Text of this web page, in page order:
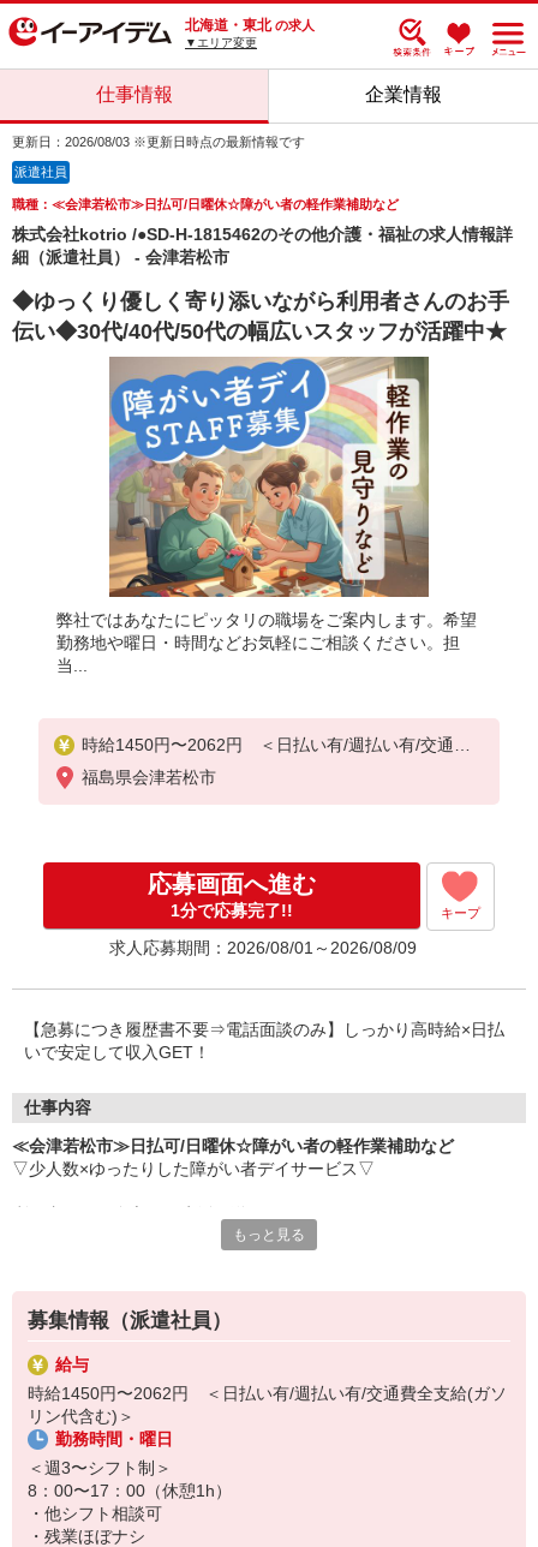
北海道・東北 の求人
▼エリア変更
仕事情報 企業情報
更新日：2026/08/03 ※更新日時点の最新情報です
派遣社員
職種：≪会津若松市≫日払可/日曜休☆障がい者の軽作業補助など
株式会社kotrio /●SD-H-1815462のその他介護・福祉の求人情報詳
細（派遣社員） - 会津若松市
◆ゆっくり優しく寄り添いながら利用者さんのお手
伝い◆30代/40代/50代の幅広いスタッフが活躍中★
弊社ではあなたにピッタリの職場をご案内します。希望
勤務地や曜日・時間などお気軽にご相談ください。担
当...
時給1450円〜2062円 ＜日払い有/週払い有/交通費
全支給(ガソリン代含む)＞
福島県会津若松市
応募画面へ進む
1分で応募完了!! キープ
求人応募期間：2026/08/01～2026/08/09
【急募につき履歴書不要⇒電話面談のみ】しっかり高時給×日払
いで安定して収入GET！
仕事内容
≪会津若松市≫日払可/日曜休☆障がい者の軽作業補助など
▽少人数×ゆったりした障がい者デイサービス▽
▼利用者さんの送迎（運転できる方のみ）
▼個人に合わせた生活介助サポート など
日曜休みなので、平日メインで働きたい方にもオススメ★
経験や資格は一切不問です◎
まずは【お試し短期2か月〜】OK！
経験・年齢に不安がある方も、是非ご応募ください♪
もっと見る
募集情報（派遣社員）
給与
時給1450円〜2062円 ＜日払い有/週払い有/交通費全支給(ガソ
リン代含む)＞
勤務時間・曜日
＜週3〜シフト制＞
8：00〜17：00（休憩1h）
・他シフト相談可
・残業ほぼナシ